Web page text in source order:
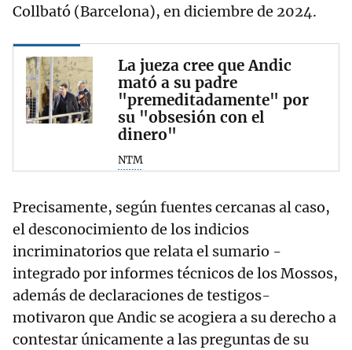
Collbató (Barcelona), en diciembre de 2024.
La jueza cree que Andic
mató a su padre
"premeditadamente" por
su "obsesión con el
dinero"
NTM
Precisamente, según fuentes cercanas al caso,
el desconocimiento de los indicios
incriminatorios que relata el sumario -
integrado por informes técnicos de los Mossos,
además de declaraciones de testigos-
motivaron que Andic se acogiera a su derecho a
contestar únicamente a las preguntas de su